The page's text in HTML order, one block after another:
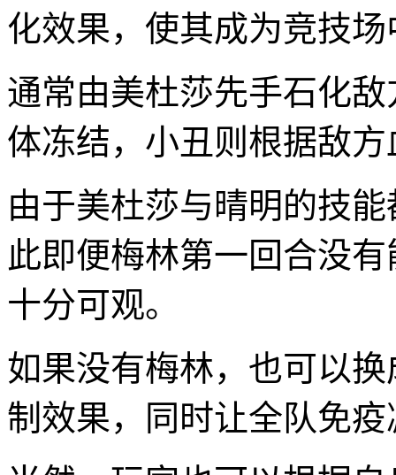
化效果，使其成为竞技
通常由美杜莎先手石化
体冻结，小丑则根据敌
由于美杜莎与晴明的技
此即便梅林第一回合没
十分可观。
如果没有梅林，也可以
制效果，同时让全队免